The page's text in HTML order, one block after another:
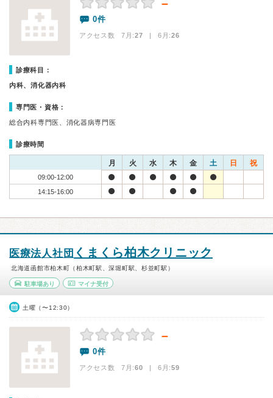
－
0件
アクセス数 7月:27 | 6月:26
診療科目：
内科、消化器内科
専門医・資格：
総合内科専門医、消化器病専門医
診療時間
月 火 水 木 金 土 日 祝
09:00-12:00
14:15-16:00
医療法人社団 くまくら柏木クリニック
北海道函館市柏木町（柏木町駅、深堀町駅、杉並町駅）
駐車場あり マイナ受付
土曜（〜12:30）
－
0件
アクセス数 7月:60 | 6月:59